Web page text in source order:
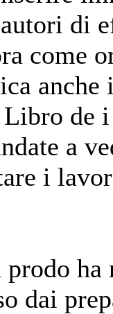
di
come
de
a
i
dai